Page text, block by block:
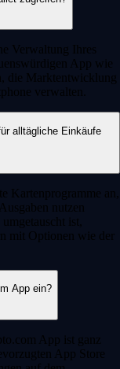
Verwaltung Ihres
App wie
die Marktentwicklung
verwalten.
alltägliche Einkäufe
Kartenprogramme an,
nutzen
ist,
mit Optionen wie der
App ein?
App ist ganz
App Store